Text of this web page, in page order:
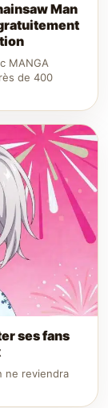
Man
MANGA
de 400
ses fans
ne reviendra